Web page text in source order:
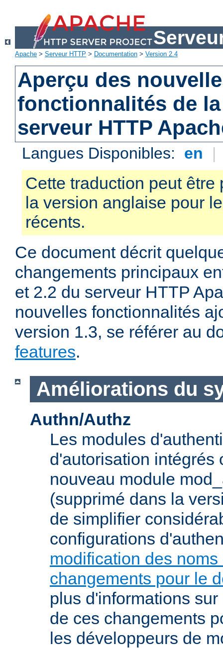
Apache > Serveur HTTP > Documentation > Version 2.4
Aperçu des
fonctionnalités de
serveur HTTP
Langues Disponibles: en |
Cette traduction peut être
la version anglaise pour
récents.
Ce document décrit
changements principaux
et 2.2 du serveur HTTP
nouvelles fonctionnalités
version 1.3, se référer au
features.
Améliorations du
Authn/Authz
Les modules
d'autorisation intégrés
nouveau module
(supprimé dans la
de simplifier
configurations
modification des
changements pour le
plus d'informations
de ces changements
les développeurs de